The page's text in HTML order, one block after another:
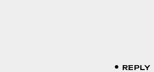
REPLY